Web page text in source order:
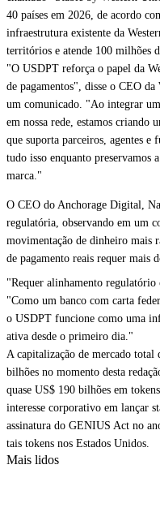
40 países em 2026, de acordo
infraestrutura existente da
territórios e atende 100 milhões
"O USDPT reforça o papel da
de pagamentos", disse o CEO
um comunicado. "Ao integrar
em nossa rede, estamos criando
que suporta parceiros, agentes
tudo isso enquanto preservamos
marca."
O CEO do Anchorage Digital,
regulatória, observando em um
movimentação de dinheiro mais
de pagamento reais requer mais
"Requer alinhamento
"Como um banco com carta
o USDPT funcione como uma
ativa desde o primeiro dia."
A capitalização de mercado total
bilhões no momento desta
quase US$ 190 bilhões em
interesse corporativo em lançar
assinatura do GENIUS Act no
tais tokens nos Estados Unidos.
Mais lidos